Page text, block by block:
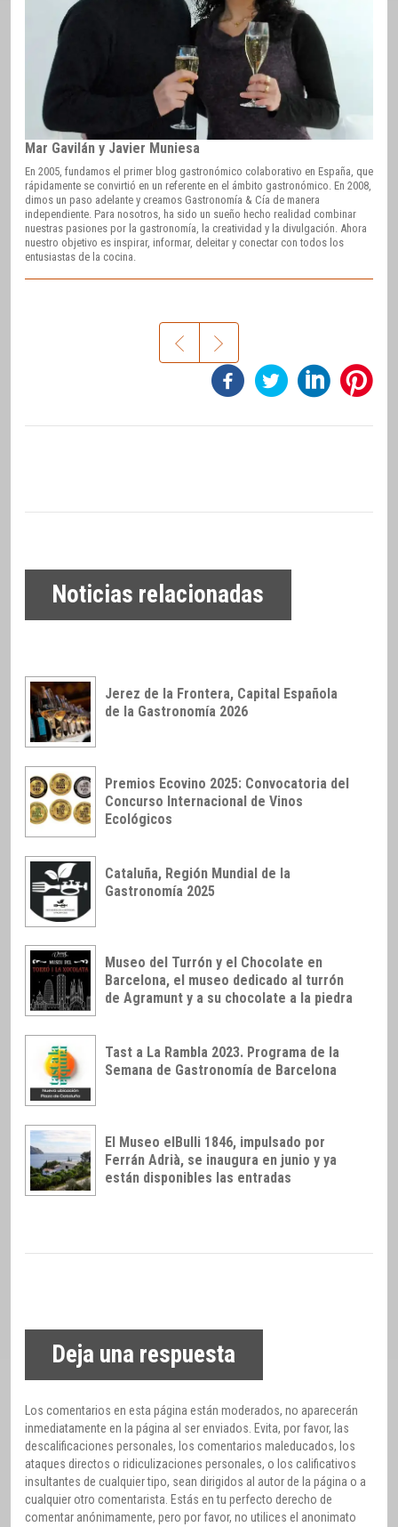
Mar Gavilán y Javier Muniesa
En 2005, fundamos el primer blog gastronómico colaborativo en España, que
rápidamente se convirtió en un referente en el ámbito gastronómico. En 2008,
dimos un paso adelante y creamos Gastronomía & Cía de manera
independiente. Para nosotros, ha sido un sueño hecho realidad combinar
nuestras pasiones por la gastronomía, la creatividad y la divulgación. Ahora
nuestro objetivo es inspirar, informar, deleitar y conectar con todos los
entusiastas de la cocina.
Noticias relacionadas
Jerez de la Frontera, Capital Española
de la Gastronomía 2026
Premios Ecovino 2025: Convocatoria del
Concurso Internacional de Vinos
Ecológicos
Cataluña, Región Mundial de la
Gastronomía 2025
Museo del Turrón y el Chocolate en
Barcelona, el museo dedicado al turrón
de Agramunt y a su chocolate a la piedra
Tast a La Rambla 2023. Programa de la
Semana de Gastronomía de Barcelona
El Museo elBulli 1846, impulsado por
Ferrán Adrià, se inaugura en junio y ya
están disponibles las entradas
Deja una respuesta
Los comentarios en esta página están moderados, no aparecerán
inmediatamente en la página al ser enviados. Evita, por favor, las
descalificaciones personales, los comentarios maleducados, los
ataques directos o ridiculizaciones personales, o los calificativos
insultantes de cualquier tipo, sean dirigidos al autor de la página o a
cualquier otro comentarista. Estás en tu perfecto derecho de
comentar anónimamente, pero por favor, no utilices el anonimato